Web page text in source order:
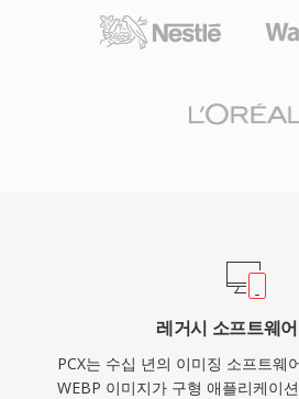
레거시 소프트웨
PCX는 수십 년의 이미징 소프트
WEBP 이미지가 구형 애플리케이